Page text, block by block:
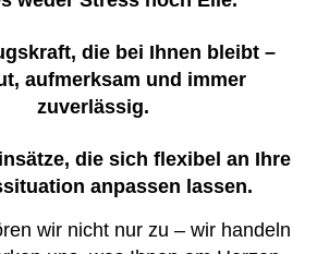
die bei Ihnen bleibt –
aufmerksam und immer
zuverlässig.
die sich flexibel an Ihre
anpassen lassen.
wir nicht nur zu – wir handeln